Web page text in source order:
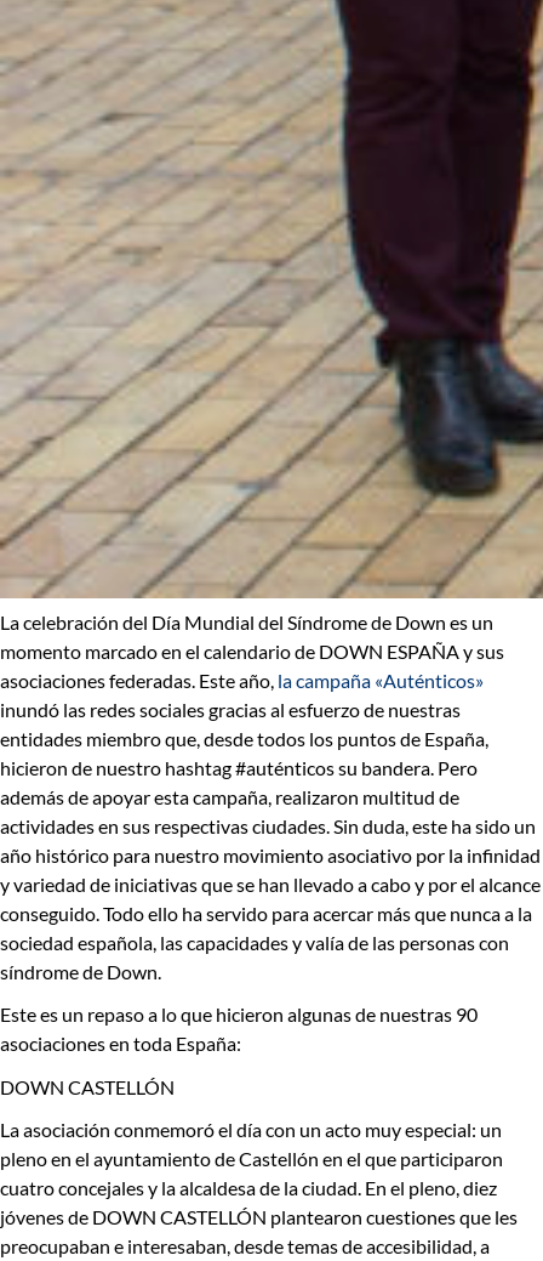
La celebración del Día Mundial del Síndrome de Down es un
momento marcado en el calendario de DOWN ESPAÑA y sus
asociaciones federadas. Este año, la campaña «Auténticos»
inundó las redes sociales gracias al esfuerzo de nuestras
entidades miembro que, desde todos los puntos de España,
hicieron de nuestro hashtag #auténticos su bandera. Pero
además de apoyar esta campaña, realizaron multitud de
actividades en sus respectivas ciudades. Sin duda,este ha sido un
año histórico para nuestro movimiento asociativo por la infinidad
y variedad de iniciativas que se han llevado a cabo y por el alcance
conseguido. Todo ello ha servido para acercar más que nunca a la
sociedad española, las capacidades y valía de las personas con
síndrome de Down.
Este es un repaso a lo que hicieron algunas de nuestras 90
asociaciones en toda España:
DOWN CASTELLÓN
La asociación conmemoró el día con un acto muy especial: un
pleno en el ayuntamiento de Castellón en el que participaron
cuatro concejales y la alcaldesa de la ciudad. En el pleno, diez
jóvenes de DOWN CASTELLÓN plantearon cuestiones que les
preocupaban e interesaban, desde temas de accesibilidad, a